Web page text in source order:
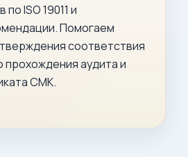
ISO 19011 и
Помогаем
соответствия
аудита и
СМК.